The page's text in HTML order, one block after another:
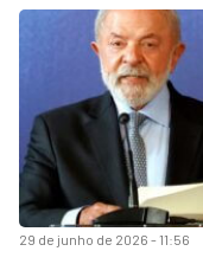
29 de junho de 2026 - 11:56